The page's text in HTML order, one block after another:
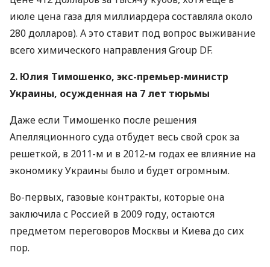
июле цена газа для миллиардера составляла около
280 долларов). А это ставит под вопрос выживание
всего химического направления Group DF.
2. Юлия Тимошенко, экс-премьер-министр
Украины, осужденная на 7 лет тюрьмы
Даже если Тимошенко после решения
Апелляционного суда отбудет весь свой срок за
решеткой, в 2011-м и в 2012-м годах ее влияние на
экономику Украины было и будет огромным.
Во-первых, газовые контракты, которые она
заключила с Россией в 2009 году, остаются
предметом переговоров Москвы и Киева до сих
пор.